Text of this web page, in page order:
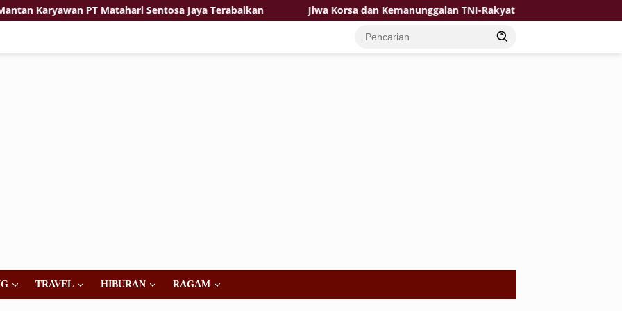
Matahari Sentosa Jaya Terabaikan Jiwa Korsa dan Kemanunggalan TNI-Rakyat Jadi Kekuatan TMMD di Desa Bulu Lor
TRAVEL HIBURAN RAGAM